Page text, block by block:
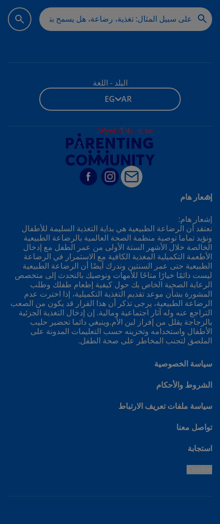
البلد - اللغة
EG - AR
إشعار هام
إشعار هام:
نعتقد أن الرضاعة الطبيعية هي بداية التغذية السليمة للأطفال
ونؤيد تماما توصية منظمة الصحة العالمية بالرضاعة الطبيعية
الخالصة خلال الأشهر الستة الأولى من عمر الطفل مع إدخال
الأطعمة التكميلية المغذية الكافية مع الاستمرار في الرضاعة
الطبيعية حتى عمر السنتين وندرك أيضًا أن الرضاعة الطبيعية
ليست دائمًا خيارًا متاحًا للأمهات ونوصيك بالتحدث إلى متخصص
الرعاية الصحية الخاص بك حول كيفية إطعام طفلك وطلب
المشورة بشأن موعد تقديم التغذية التكميلية، إذا اخترت عدم
الرضاعة الطبيعية، يرجى تذكر أن هذا القرار قد يكون من الصعب
التراجع عنه وله آثار اجتماعية ومالية. إن إدخال التغذية الجزئية
بالزجاجة يقلل من إفراز لبن الأم.وينبغي دائما تحضير حليب
الأطفال واستخدامه وتخزينه حسب التعليمات المدونة على
الملصق لتجنب المخاطر على صحة الطفل.
سياسة الخصوصية
الشروط والأحكام
سياسة ملفات تعريف الارتباط
تواصل معنا
استجابة